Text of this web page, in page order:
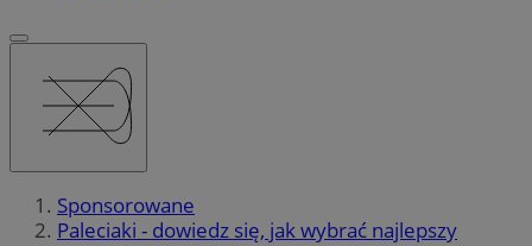
Sponsorowane
Paleciaki - dowiedz się, jak wybrać najlepszy